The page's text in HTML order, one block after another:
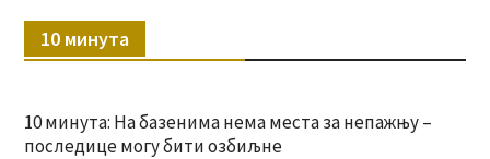
10 минута
10 минута: На базенима нема места за непажњу –
последице могу бити озбиљне